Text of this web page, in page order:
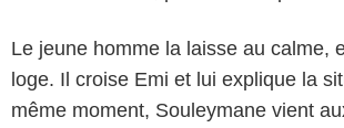
Le jeune homme la laisse au calme,
loge. Il croise Emi et lui explique la
même moment, Souleymane vient